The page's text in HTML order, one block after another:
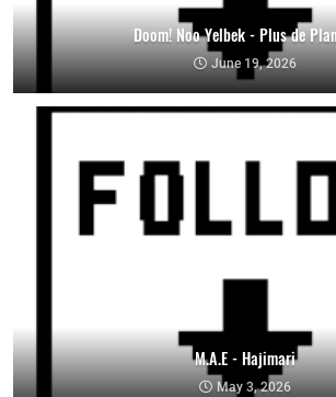
Doom! Noo Yelbek - Plus de
June 19, 2026
M.A.E - Hajimari
May 3, 2026